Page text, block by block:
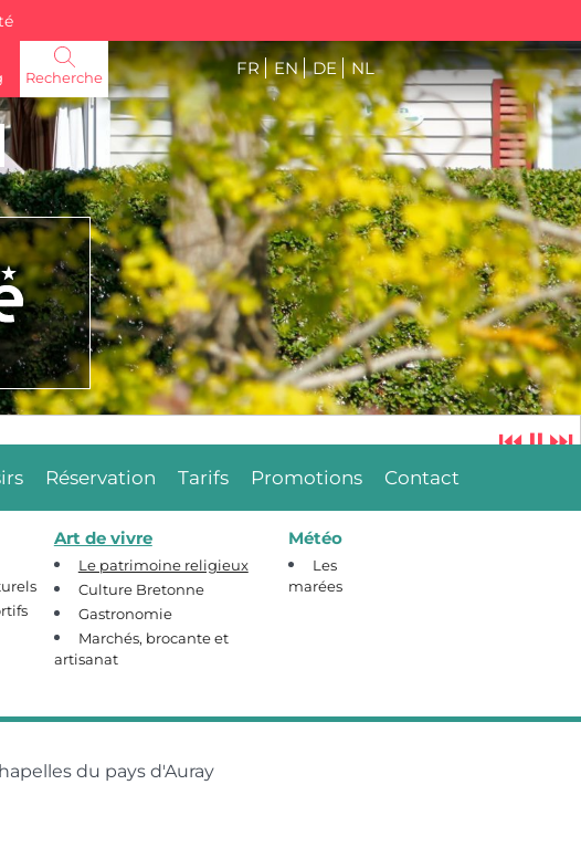
FR EN DE NL
Recherche
⏮⏸⏭
Réservation Tarifs Promotions Contact
Art de vivre
Le patrimoine religieux
Culture Bretonne
Gastronomie
Marchés, brocante et
artisanat
Météo
Les
marées
du pays d'Auray